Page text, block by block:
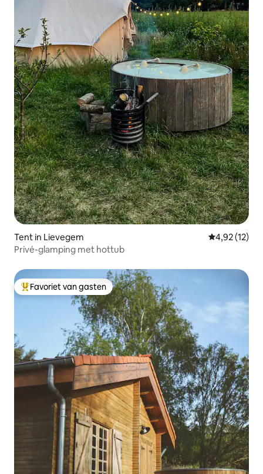
Tent in Lievegem Gemiddelde
4,92 (12)
Privé-glamping met hottub
Topfavoriet van gasten
Favoriet van gasten